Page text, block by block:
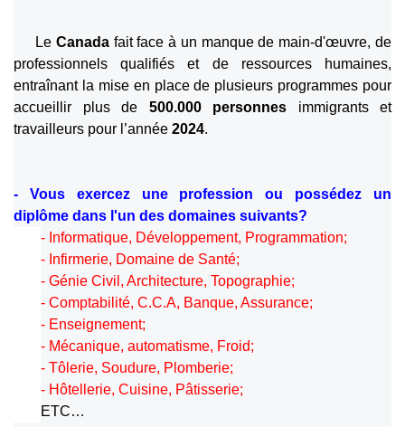
Le Canadafait face à un manque de main-d'œuvre, de
professionnels qualifiés et de ressources humaines,
entraînant la mise en place de plusieurs programmes pour
accueillir plus de 500.000 personnes immigrants et
travailleurs pour l’année 2024.
- Vous exercez une profession ou possédez un
diplôme dans l'un des domaines suivants?
- Informatique, Développement, Programmation;
- Infirmerie, Domaine de Santé;
- Génie Civil, Architecture, Topographie;
- Comptabilité, C.C.A, Banque, Assurance;
- Enseignement;
- Mécanique, automatisme, Froid;
- Tôlerie, Soudure, Plomberie;
- Hôtellerie, Cuisine, Pâtisserie;
ETC…